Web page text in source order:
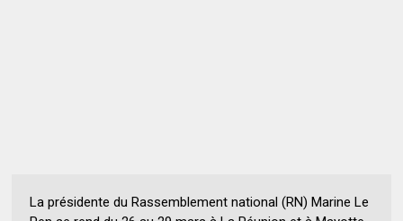
La présidente du Rassemblement national (RN) Marine Le